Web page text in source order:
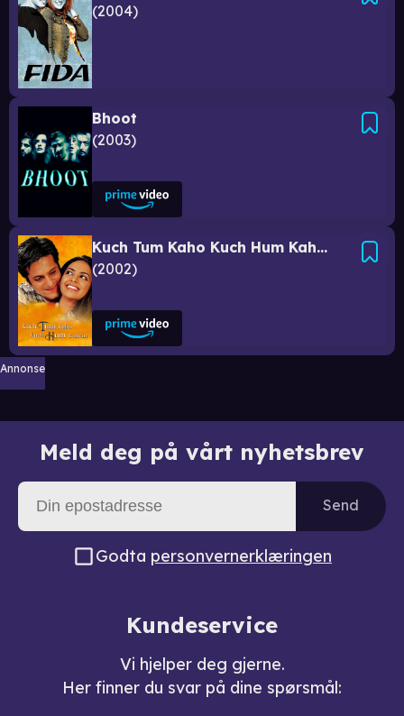
2004
Bhoot
2003
Kuch Tum Kaho Kuch Hum Kahein
2002
Annonse
Meld deg på vårt nyhetsbrev
Send
Godta personvernerklæringen
Kundeservice
Vi hjelper deg gjerne.
Her finner du svar på dine spørsmål: